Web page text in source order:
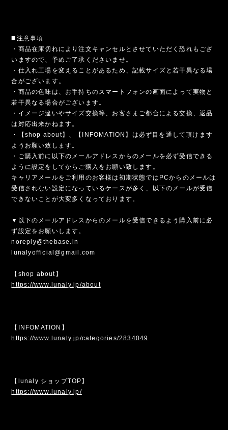
◼️注意事項
・商品在庫切れにより注文キャンセルとさせていただく恐れもござ
いますので、予めご了承くださいませ。
・仕入れ工場を変えることがあるため、記載サイズと若干異なる場
合がございます。
・商品の色味は、お手持ちのスマートフォンの画面によって実物と
若干異なる場合がございます。
・イメージ違いやサイズ交換等、お客さまご都合による交換、返品
は対応出来かねます。
・【shop about】、【INFOMATION】は必ず目を通して頂けます
ようお願い致します。
・ご購入前に以下のメールアドレスからのメールを必ず受信できる
ように設定をしてからご購入をお願い致します。
キャリアメールをご利用のお客様は初期状態ではPCからのメールは
受信されない設定になっているケースが多く、以下のメールが受信
できないことが大変多くなっております。
▼以下のメールアドレスからのメールを受信できるよう購入前に必
ず設定をお願いします。
noreply@thebase.in
lunalyofficial@gmail.com
【shop about】
https://www.lunaly.jp/about
【INFOMATION】
https://www.lunaly.jp/categories/2834049
【lunaly ショップTOP】
https://www.lunaly.jp/